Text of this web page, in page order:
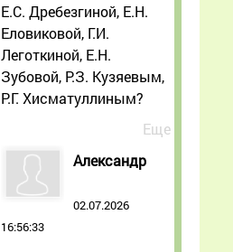
Е.С. Дребезгиной, Е.Н.
Еловиковой, Г.И.
Леготкиной, Е.Н.
Зубовой, Р.З. Кузяевым,
Р.Г. Хисматуллиным?
Еще
Александр
02.07.2026
16:56:33